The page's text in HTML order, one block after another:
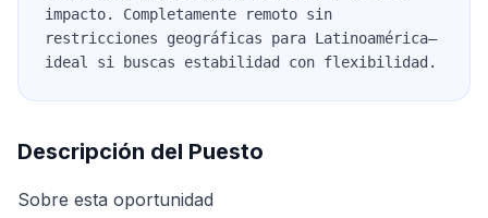
impacto. Completamente remoto sin
restricciones geográficas para Latinoamérica—
ideal si buscas estabilidad con flexibilidad.
Descripción del Puesto
Sobre esta oportunidad